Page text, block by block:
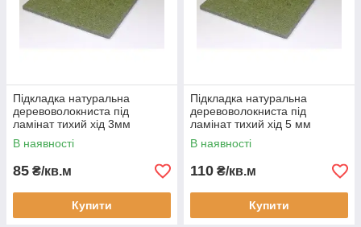
Підкладка натуральна
деревоволокниста під
ламінат тихий хід 3мм
В наявності
85 ₴/кв.м
Купити
Підкладка натуральна
деревоволокниста під
ламінат тихий хід 5 мм
В наявності
110 ₴/кв.м
Купити